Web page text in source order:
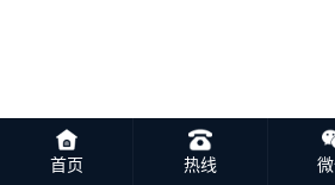
首页 热线